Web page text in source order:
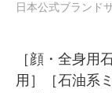
日本公式ブランド
［顔・全身用
用］［石油系